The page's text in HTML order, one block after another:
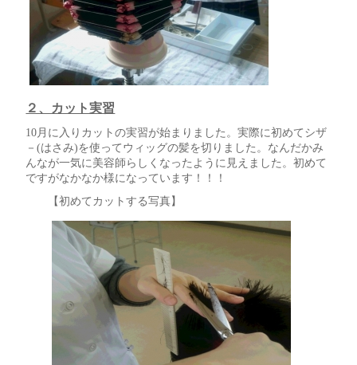
２、カット実習
10月に入りカットの実習が始まりました。実際に初めてシザ
－(はさみ)を使ってウィッグの髪を切りました。なんだかみ
んなが一気に美容師らしくなったように見えました。初めて
ですがなかなか様になっています！！！
【初めてカットする写真】